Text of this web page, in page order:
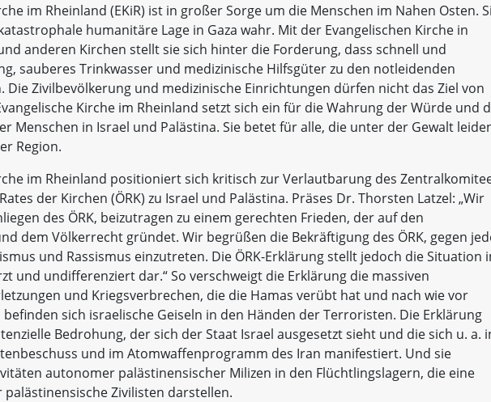
im Rheinland (EKiR) ist in großer Sorge um die Menschen im Nahen Osten.
humanitäre Lage in Gaza wahr. Mit der Evangelischen Kirche in
anderen Kirchen stellt sie sich hinter die Forderung, dass schnell und
sauberes Trinkwasser und medizinische Hilfsgüter zu den notleidenden
Die Zivilbevölkerung und medizinische Einrichtungen dürfen nicht das Ziel von
Kirche im Rheinland setzt sich ein für die Wahrung der Würde und
Menschen in Israel und Palästina. Sie betet für alle, die unter der Gewalt
Region.
im Rheinland positioniert sich kritisch zur Verlautbarung des
der Kirchen (ÖRK) zu Israel und Palästina. Präses Dr. Thorsten Latzel: „Wir
des ÖRK, beizutragen zu einem gerechten Frieden, der auf den
dem Völkerrecht gründet. Wir begrüßen die Bekräftigung des ÖRK, gegen
und Rassismus einzutreten. Die ÖRK-Erklärung stellt jedoch die Situation
und undifferenziert dar.“ So verschweigt die Erklärung die massiven
und Kriegsverbrechen, die die Hamas verübt hat und nach wie vor
sich israelische Geiseln in den Händen der Terroristen. Die Erklärung
Bedrohung, der sich der Staat Israel ausgesetzt sieht und die sich u. a.
und im Atomwaffenprogramm des Iran manifestiert. Und sie
autonomer palästinensischer Milizen in den Flüchtlingslagern, die eine
Zivilisten darstellen.